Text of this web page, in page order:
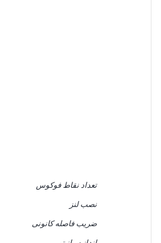
تعداد نقاط فوکوس
نصب لنز
ضریب فاصله کانونی